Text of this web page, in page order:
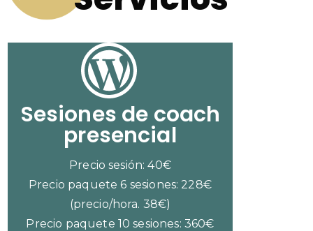
Sesiones de coach
presencial
Precio sesión: 40€
Precio paquete 6 sesiones: 228€
(precio/hora. 38€)
Precio paquete 10 sesiones: 360€